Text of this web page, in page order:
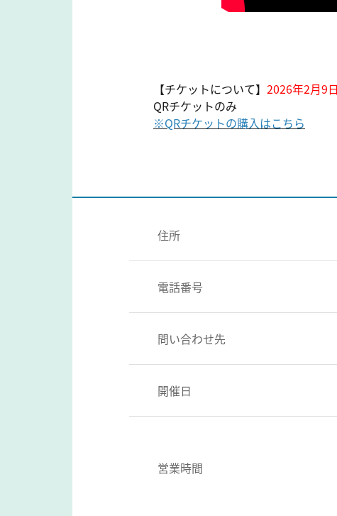
【チケットについて】 2026年2月9
QRチケットのみ
※QRチケットの購入はこちら
住所
電話番号
問い合わせ先
開催日
営業時間